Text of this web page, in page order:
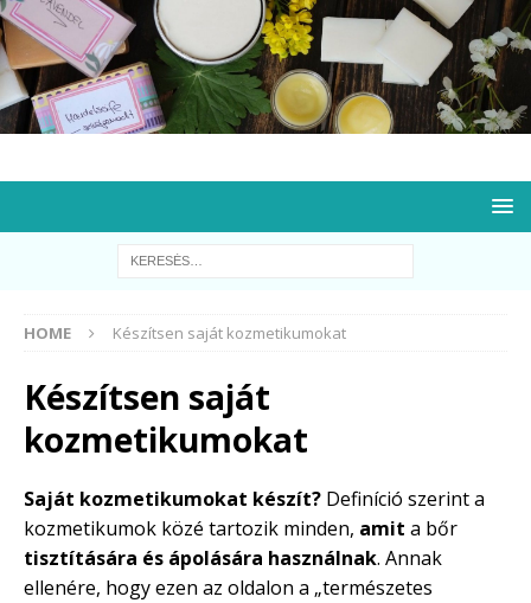
HOME Készítsen saját kozmetikumokat
Készítsen saját
kozmetikumokat
Saját kozmetikumokat készít? Definíció szerint a
kozmetikumok közé tartozik minden, amit a bőr
tisztítására és ápolására használnak. Annak
ellenére, hogy ezen az oldalon a „természetes